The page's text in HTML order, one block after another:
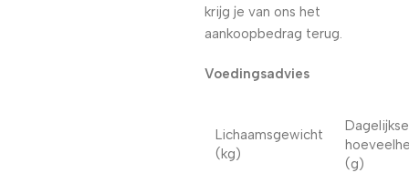
krijg je van ons het
aankoopbedrag terug.
Voedingsadvies
Lichaamsgewicht
(kg)
Dagelijkse
(g)